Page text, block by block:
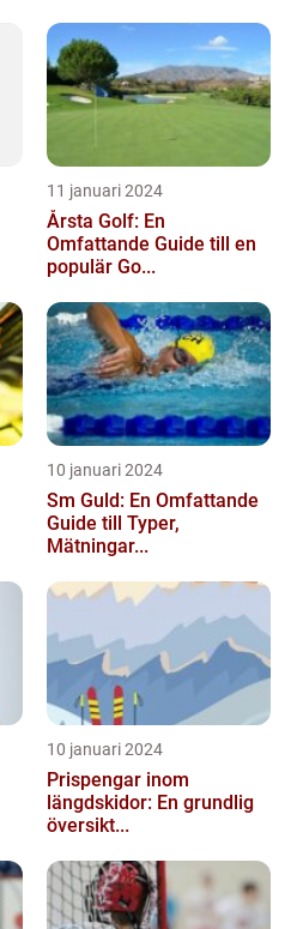
11 januari 2024
Årsta Golf: En
Omfattande Guide till en
populär Go...
10 januari 2024
Sm Guld: En Omfattande
Guide till Typer,
Mätningar...
10 januari 2024
Prispengar inom
längdskidor: En grundlig
översikt...